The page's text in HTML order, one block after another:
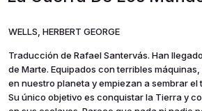
WELLS, HERBERT GEORGE
Traducción de Rafael Santervás. Han
de Marte. Equipados con terribles
en nuestro planeta y empiezan a sembrar el
Su único objetivo es conquistar la Tierra y